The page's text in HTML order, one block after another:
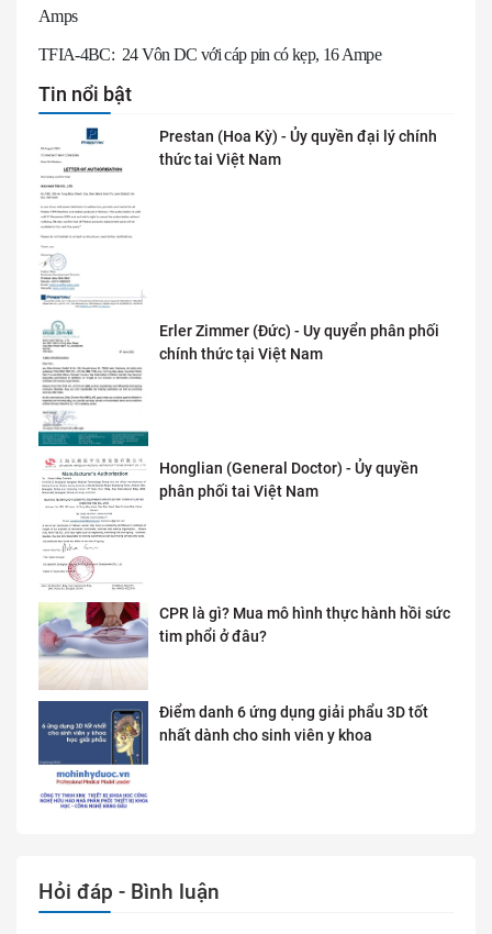
Amps
TFIA-4BC: 24 Vôn DC với cáp pin có kẹp, 16 Ampe
Tin nổi bật
Prestan (Hoa Kỳ) - Ủy quyền đại lý chính
thức tai Việt Nam
Erler Zimmer (Đức) - Uy quyển phân phối
chính thức tại Việt Nam
Honglian (General Doctor) - Ủy quyền
phân phối tai Việt Nam
CPR là gì? Mua mô hình thực hành hồi sức
tim phổi ở đâu?
Điểm danh 6 ứng dụng giải phẩu 3D tốt
nhất dành cho sinh viên y khoa
Hỏi đáp - Bình luận